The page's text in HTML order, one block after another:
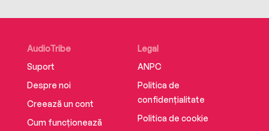
AudioTribe
Suport
Despre noi
Creează un cont
Cum funcționează
Legal
ANPC
Politica de
confidențialitate
Politica de cookie